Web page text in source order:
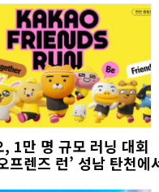
, 1만 명 규모 러닝 대회
프렌즈 런’ 성남 탄천에